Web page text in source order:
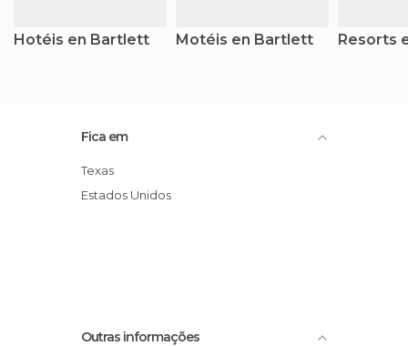
Hotéis en Bartlett Motéis en Bartlett Resorts
Fica em
Texas
Estados Unidos
Outras informações